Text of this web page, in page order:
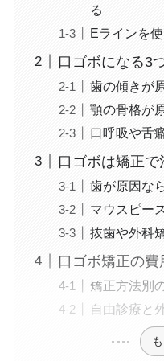
る
Eラインを
口ゴボになる3
歯の傾きが
顎の骨格が
口呼吸や舌
口ゴボは矯正
歯が原因な
マウスピー
抜歯や外科
口ゴボ矯正の
矯正方法別
自由診療と